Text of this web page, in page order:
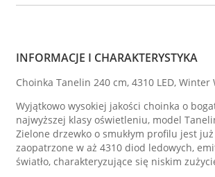
INFORMACJE I CHARAKTERYSTYKA
Choinka Tanelin 240 cm, 4310 LED,
Wyjątkowo wysokiej jakości choinka o
najwyższej klasy oświetleniu, model
Zielone drzewko o smukłym profilu jest
zaopatrzone w aż 4310 diod ledowych,
światło, charakteryzujące się niskim